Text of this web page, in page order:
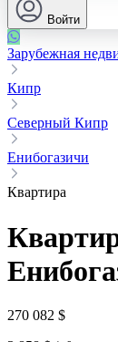
Войти
Зарубежная
Кипр
Северный Кипр
Енибогазичи
Квартира
270 082 $